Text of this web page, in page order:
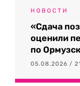
НОВОСТИ
«Сдача
оценили
по
05.08.2026 /